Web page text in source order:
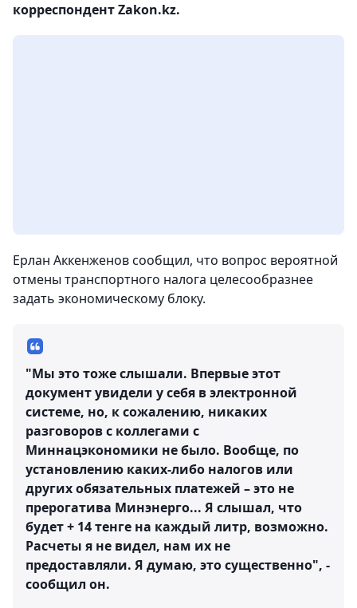
корреспондент Zakon.kz.
Ерлан Аккенженов сообщил, что вопрос вероятной
отмены транспортного налога целесообразнее
задать экономическому блоку.
"Мы это тоже слышали. Впервые этот
документ увидели у себя в электронной
системе, но, к сожалению, никаких
разговоров с коллегами с
Миннацэкономики не было. Вообще, по
установлению каких-либо налогов или
других обязательных платежей – это не
прерогатива Минэнерго... Я слышал, что
будет + 14 тенге на каждый литр, возможно.
Расчеты я не видел, нам их не
предоставляли. Я думаю, это существенно", -
сообщил он.